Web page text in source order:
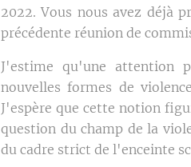
2022. Vous nous avez déjà
précédente réunion de
J'estime qu'une attention
nouvelles formes de
J'espère que cette notion
question du champ de la
du cadre strict de l'enceinte